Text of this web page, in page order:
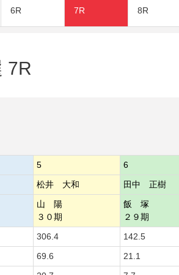
6R 7R 8R
7R
5
6
松井 大和
田中 正樹
山 陽
３０期
飯 塚
２９期
306.4 142.5
69.6
21.1